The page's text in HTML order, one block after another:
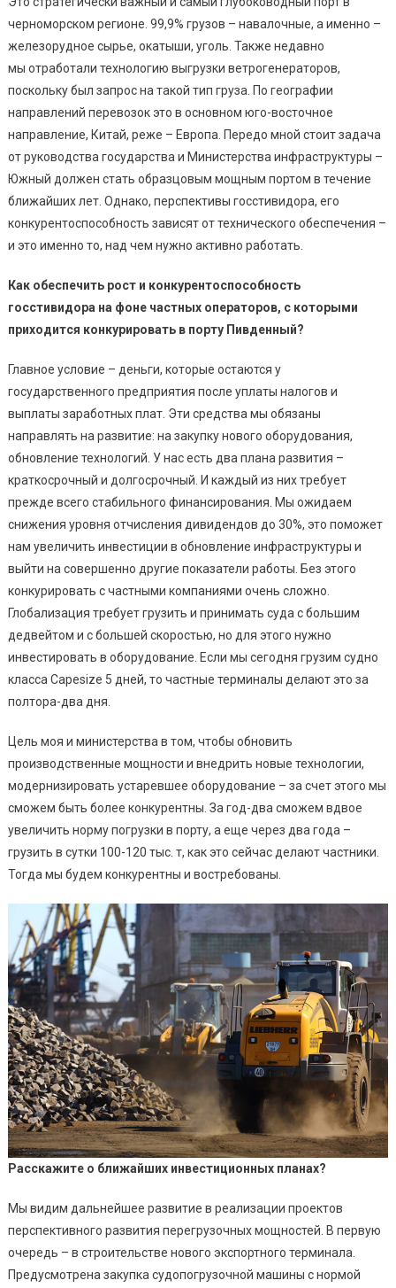
черноморском регионе. 99,9% грузов – навалочные, а именно –
железорудное сырье, окатыши, уголь. Также недавно
мы отработали технологию выгрузки ветрогенераторов,
поскольку был запрос на такой тип груза. По географии
направлений перевозок это в основном юго-восточное
направление, Китай, реже – Европа. Передо мной стоит задача
от руководства государства и Министерства инфраструктуры –
Южный должен стать образцовым мощным портом в течение
ближайших лет. Однако, перспективы госстивидора, его
конкурентоспособность зависят от технического обеспечения –
и это именно то, над чем нужно активно работать.
Как обеспечить рост и конкурентоспособность
госстивидора на фоне частных операторов, с которыми
приходится конкурировать в порту Пивденный?
Главное условие – деньги, которые остаются у
государственного предприятия после уплаты налогов и
выплаты заработных плат. Эти средства мы обязаны
направлять на развитие: на закупку нового оборудования,
обновление технологий. У нас есть два плана развития –
краткосрочный и долгосрочный. И каждый из них требует
прежде всего стабильного финансирования. Мы ожидаем
снижения уровня отчисления дивидендов до 30%, это поможет
нам увеличить инвестиции в обновление инфраструктуры и
выйти на совершенно другие показатели работы. Без этого
конкурировать с частными компаниями очень сложно.
Глобализация требует грузить и принимать суда с большим
дедвейтом и с большей скоростью, но для этого нужно
инвестировать в оборудование. Если мы сегодня грузим судно
класса Capesize 5 дней, то частные терминалы делают это за
полтора-два дня.
Цель моя и министерства в том, чтобы обновить
производственные мощности и внедрить новые технологии,
модернизировать устаревшее оборудование – за счет этого мы
сможем быть более конкурентны. За год-два сможем вдвое
увеличить норму погрузки в порту, а еще через два года –
грузить в сутки 100-120 тыс. т, как это сейчас делают частники.
Тогда мы будем конкурентны и востребованы.
Расскажите о ближайших инвестиционных планах?
Мы видим дальнейшее развитие в реализации проектов
перспективного развития перегрузочных мощностей. В первую
очередь – в строительстве нового экспортного терминала.
Предусмотрена закупка судопогрузочной машины с нормой